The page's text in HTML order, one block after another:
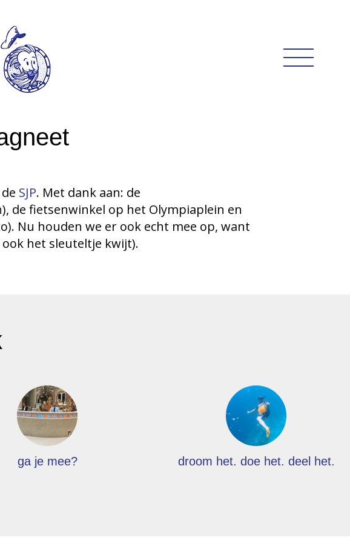
SJP. Met dank aan: de
de fietsenwinkel op het Olympiaplein en
Nu houden we er ook echt mee op, want
het sleuteltje kwijt).
ga je mee? droom het. doe het. deel het.